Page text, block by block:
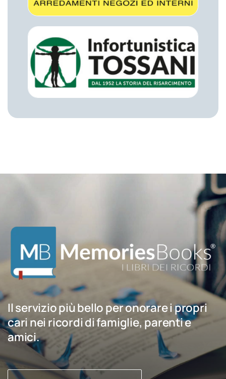
Il servizio più bello per onorare i propri
cari nei ricordi di famiglie, parenti e
amici.